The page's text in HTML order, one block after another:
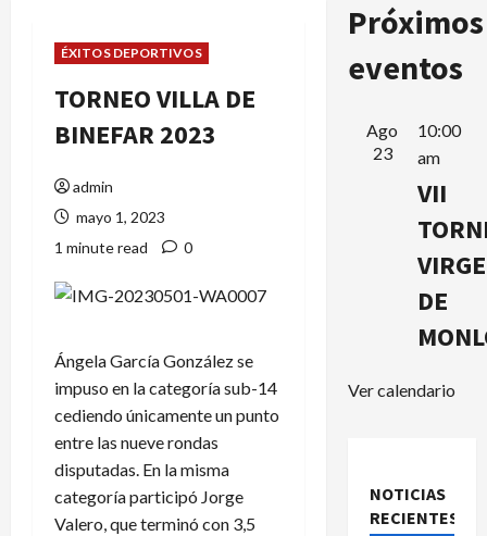
ÉXITOS DEPORTIVOS
TORNEO VILLA DE
BINEFAR 2023
admin
mayo 1, 2023
1 minute read
0
Ángela García González se
impuso en la categoría sub-14
cediendo únicamente un punto
entre las nueve rondas
disputadas. En la misma
categoría participó Jorge
Valero, que terminó con 3,5
Próximos
eventos
Ago
23
10:00
am
VII
DE
Ver calendario
NOTICIAS
RECIENTES.